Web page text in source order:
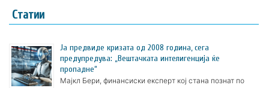
Статии
Ја предвиде кризата од 2008 година, сега
предупредува: „Вештачката интелигенција ќе
пропадне“
Мајкл Бери, финансиски експерт кој стана познат по